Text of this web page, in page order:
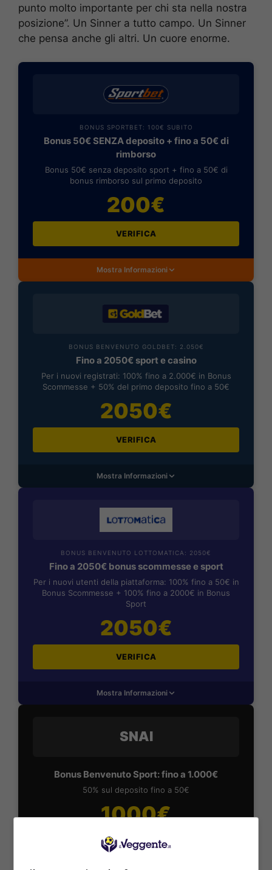
punto molto importante per chi sta nella nostra
posizione”. Un Sinner a tutto campo. Un Sinner
che pensa anche gli altri. Un cuore enorme.
BONUS SPORTBET: 100€ SUBITO
Bonus 50€ SENZA deposito + fino a 50€ di
rimborso
Bonus 50€ senza deposito sport + fino a 50€ di
bonus rimborso sul primo deposito
200€
VERIFICA
Mostra Informazioni
BONUS BENVENUTO GOLDBET: 2.050€
Fino a 2050€ sport e casino
Per i nuovi registrati: 100% fino a 2.000€ in Bonus
Scommesse + 50% del primo deposito fino a 50€
2050€
VERIFICA
Mostra Informazioni
BONUS BENVENUTO LOTTOMATICA: 2050€
Fino a 2050€ bonus scommesse e sport
Per i nuovi utenti della piattaforma: 100% fino a 50€ in
Bonus Scommesse + 100% fino a 2000€ in Bonus
Sport
2050€
VERIFICA
Mostra Informazioni
SNAI
Bonus Benvenuto Sport: fino a 1.000€
50% sul deposito fino a 50€
1000€
VERIFICA